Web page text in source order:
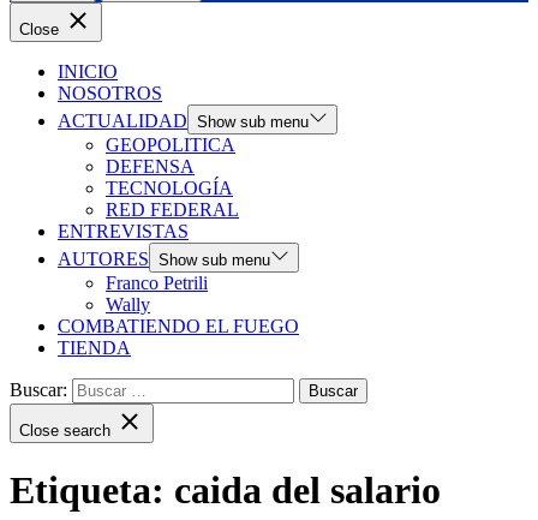
Close
INICIO
NOSOTROS
ACTUALIDAD Show sub menu
GEOPOLITICA
DEFENSA
TECNOLOGÍA
RED FEDERAL
ENTREVISTAS
AUTORES Show sub menu
Franco Petrili
Wally
COMBATIENDO EL FUEGO
TIENDA
Buscar:
Close search
Etiqueta: caida del salario